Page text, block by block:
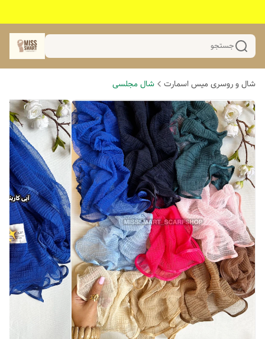
جستجو
شال و روسری میس اسمارت شال مجلسی